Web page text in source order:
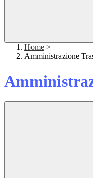
Home >
Amministrazione